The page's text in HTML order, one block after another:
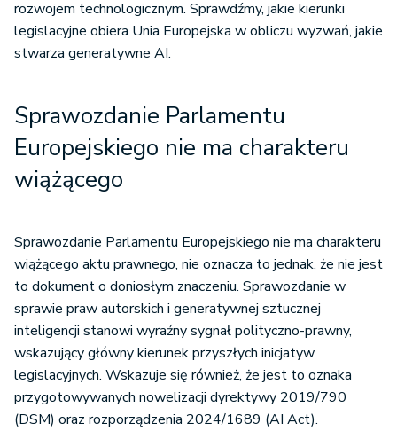
legislacyjne obiera Unia Europejska w obliczu wyzwań, jakie
stwarza generatywne AI.
Europejskiego nie ma charakteru
wiążącego
wiążącego aktu prawnego, nie oznacza to jednak, że nie jest
to dokument o doniosłym znaczeniu. Sprawozdanie w
sprawie praw autorskich i generatywnej sztucznej
inteligencji stanowi wyraźny sygnał polityczno-prawny,
wskazujący główny kierunek przyszłych inicjatyw
legislacyjnych. Wskazuje się również, że jest to oznaka
przygotowywanych nowelizacji dyrektywy 2019/790
(DSM) oraz rozporządzenia 2024/1689 (AI Act).
Bardzo istotne jest tutaj wskazanie przez Parlament